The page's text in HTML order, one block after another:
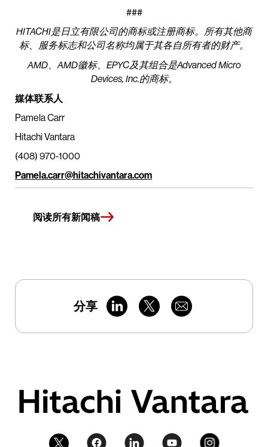
###
HITACHI是日立有限公司的商标或注册商标。所有其他商
标、服务标志和公司名称均属于其各自所有者的财产。
AMD、AMD徽标、EPYC及其组合是Advanced Micro
Devices, Inc.的商标。
媒体联系人
Pamela Carr
Hitachi Vantara
(408) 970-1000
Pamela.carr@hitachivantara.com
阅读所有新闻稿
分享